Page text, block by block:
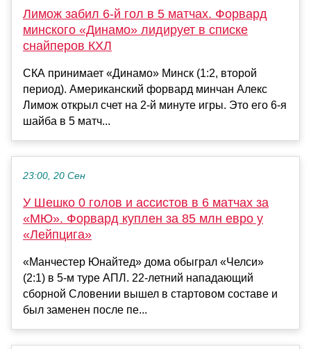
Лимож забил 6-й гол в 5 матчах. Форвард
минского «Динамо» лидирует в списке
снайперов КХЛ
СКА принимает «Динамо» Минск (1:2, второй
период). Американский форвард минчан Алекс
Лимож открыл счет на 2-й минуте игры. Это его 6-я
шайба в 5 матч...
23:00, 20 Сен
У Шешко 0 голов и ассистов в 6 матчах за
«МЮ». Форвард куплен за 85 млн евро у
«Лейпцига»
«Манчестер Юнайтед» дома обыграл «Челси»
(2:1) в 5-м туре АПЛ. 22-летний нападающий
сборной Словении вышел в стартовом составе и
был заменен после пе...